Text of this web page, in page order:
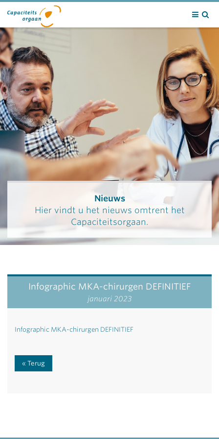
Nieuws
Hier vindt u het nieuws omtrent het
Capaciteitsorgaan.
Infographic MKA-chirurgen DEFINITIEF
januari 2023
Infographic MKA-chirurgen DEFINITIEF
Terug